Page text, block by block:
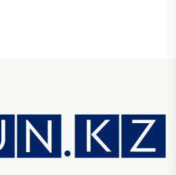
мүлікті сатудан
сұрақтарға жауап